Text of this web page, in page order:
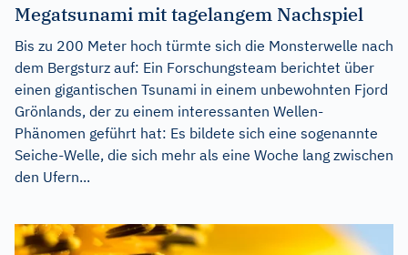
Megatsunami mit tagelangem Nachspiel
Bis zu 200 Meter hoch türmte sich die Monsterwelle nach
dem Bergsturz auf: Ein Forschungsteam berichtet über
einen gigantischen Tsunami in einem unbewohnten Fjord
Grönlands, der zu einem interessanten Wellen-
Phänomen geführt hat: Es bildete sich eine sogenannte
Seiche-Welle, die sich mehr als eine Woche lang zwischen
den Ufern...